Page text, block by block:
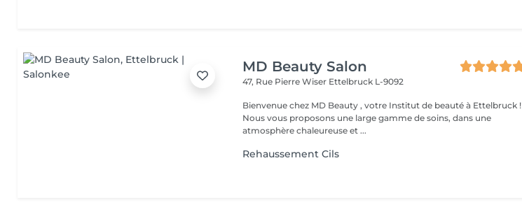
MD Beauty Salon
47, Rue Pierre Wiser Ettelbruck L-9092
Bienvenue chez MD Beauty , votre Institut de beauté à Ettelbruck !
Nous vous proposons une large gamme de soins, dans une
atmosphère chaleureuse et ...
Rehaussement Cils